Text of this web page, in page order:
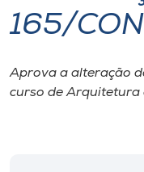
I.nova
Diplomados
165/
Aprova a alteração
curso de Arquitetura